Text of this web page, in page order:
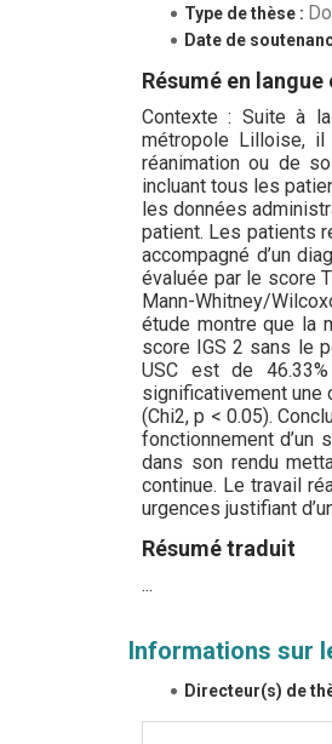
Type de thèse :
Date de
Résumé en
Contexte : Suite à la
métropole Lilloise, il
réanimation ou de
incluant tous les
les données
patient. Les patients
accompagné d’un
évaluée par le score
Mann-Whitney/
étude montre que la
score IGS 2 sans le
USC est de
significativement une
(Chi2, p < 0.05).
fonctionnement d’un
dans son rendu
continue. Le travail
urgences justifiant
Résumé traduit
Informations sur
Directeur(s) de